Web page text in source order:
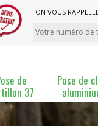
ON VOUS
de
37
Pose de